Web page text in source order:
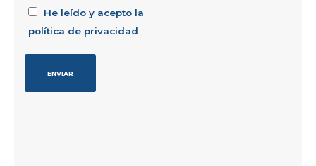
He leído y acepto la
política de privacidad